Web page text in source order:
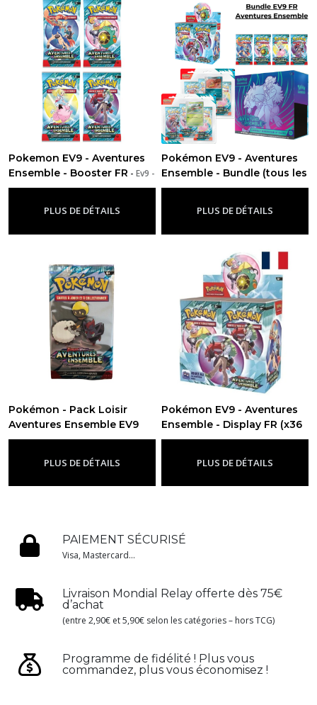
Pokemon EV9 - Aventures
Ensemble - Booster FR - Ev9 -
Aventures Ensemble
PLUS DE DÉTAILS
Pokémon EV9 - Aventures
Ensemble - Bundle (tous les
produits)-Ev9 - Aventures
PLUS DE DÉTAILS
Pokémon - Pack Loisir
Aventures Ensemble EV9
-Ev9 - Aventures Ensemble
PLUS DE DÉTAILS
Pokémon EV9 - Aventures
Ensemble - Display FR (x36
boosters)-Ev9 - Aventures
PLUS DE DÉTAILS
PAIEMENT SÉCURISÉ
Visa, Mastercard...
Livraison Mondial Relay offerte dès 75€
d’achat
(entre 2,90€ et 5,90€ selon les catégories – hors TCG)
Programme de fidélité ! Plus vous
commandez, plus vous économisez !